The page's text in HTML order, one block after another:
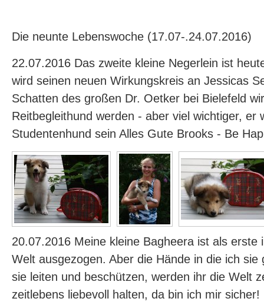
Die neunte Lebenswoche (17.07-.24.07.2016)
22.07.2016 Das zweite kleine Negerlein ist
wird seinen neuen Wirkungskreis an Jessicas
Schatten des großen Dr. Oetker bei Bielefeld
Reitbegleithund werden - aber viel wichtiger, er
Studentenhund sein Alles Gute Brooks - Be
20.07.2016 Meine kleine Bagheera ist als erste
Welt ausgezogen. Aber die Hände in die ich sie
sie leiten und beschützen, werden ihr die Welt
zeitlebens liebevoll halten, da bin ich mir